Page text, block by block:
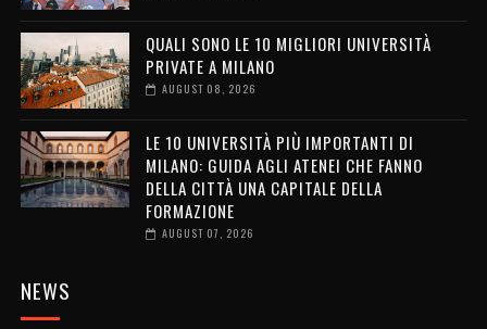
QUALI SONO LE 10 MIGLIORI UNIVERSITÀ
PRIVATE A MILANO
AUGUST 08, 2026
LE 10 UNIVERSITÀ PIÙ IMPORTANTI DI
MILANO: GUIDA AGLI ATENEI CHE FANNO
DELLA CITTÀ UNA CAPITALE DELLA
FORMAZIONE
AUGUST 07, 2026
NEWS